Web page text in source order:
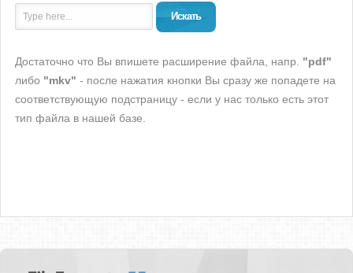
Искать
Достаточно что Вы впишете расширение файла, напр. "pdf"
либо "mkv" - после нажатия кнопки Вы сразу же попадете на
соответствующую подстраницу - если у нас только есть этот
тип файла в нашей базе.